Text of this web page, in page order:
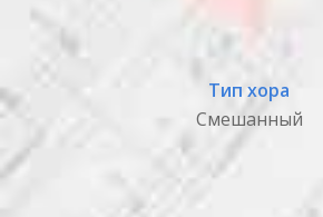
Тип хора
Смешанный